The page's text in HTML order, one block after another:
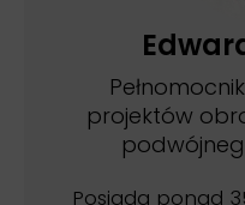
projektów
Posiada ponad